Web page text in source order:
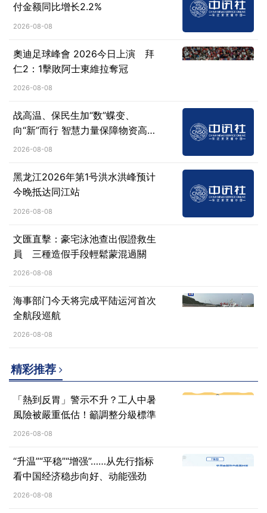
付金额同比增长2.2%
2026-08-08
奧迪足球峰會 2026今日上演 拜
仁2：1擊敗阿士東維拉奪冠
2026-08-08
战高温、保民生加“数”蝶变、
向“新”而行 智慧力量保障物资高效
疏运
2026-08-08
黑龙江2026年第1号洪水洪峰预计
今晚抵达同江站
2026-08-08
文匯直擊：豪宅泳池查出假證救生
員 三種造假手段輕鬆蒙混過關
2026-08-08
海事部门今天将完成平陆运河首次
全航段巡航
2026-08-08
精彩推荐
「熱到反胃」警示不升？工人中暑
風險被嚴重低估！籲調整分級標準
2026-08-08
“升温”“平稳”“增强”……从先行指标
看中国经济稳步向好、动能强劲
2026-08-08